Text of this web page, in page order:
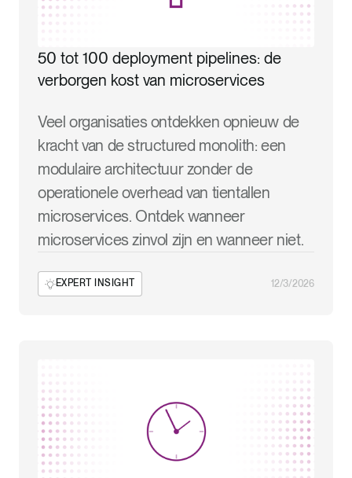
50 tot 100 deployment pipelines: de
verborgen kost van microservices
Veel organisaties ontdekken opnieuw de
kracht van de structured monolith: een
modulaire architectuur zonder de
operationele overhead van tientallen
microservices. Ontdek wanneer
microservices zinvol zijn en wanneer niet.
EXPERT INSIGHT 12/3/2026